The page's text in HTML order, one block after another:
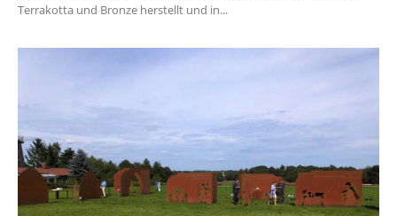
Terrakotta und Bronze herstellt und in...